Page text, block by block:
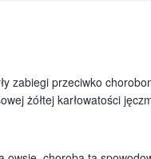
zabiegi przeciwko
żółtej karłowatości